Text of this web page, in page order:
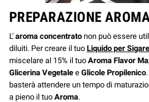
PREPARAZIONE
L' aroma concentrato non può essere
diluiti. Per creare il tuo Liquido per
miscelare al 15% il tuo Aroma Flavor
Glicerina Vegetale e Glicole Propilenico
basterà attendere un tempo di
a pieno il tuo Aroma.